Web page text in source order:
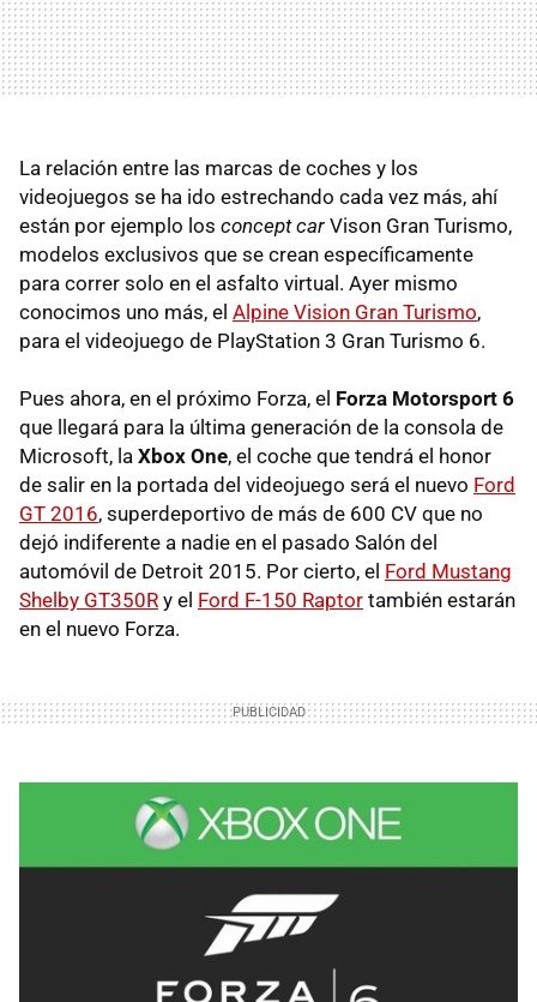
La relación entre las marcas de coches y los
videojuegos se ha ido estrechando cada vez más, ahí
están por ejemplo los concept car Vison Gran Turismo,
modelos exclusivos que se crean específicamente
para correr solo en el asfalto virtual. Ayer mismo
conocimos uno más, el Alpine Vision Gran Turismo,
para el videojuego de PlayStation 3 Gran Turismo 6.
Pues ahora, en el próximo Forza, el Forza Motorsport 6
que llegará para la última generación de la consola de
Microsoft, la Xbox One, el coche que tendrá el honor
de salir en la portada del videojuego será el nuevo Ford
GT 2016, superdeportivo de más de 600 CV que no
dejó indiferente a nadie en el pasado Salón del
automóvil de Detroit 2015. Por cierto, el Ford Mustang
Shelby GT350R y el Ford F-150 Raptor también estarán
en el nuevo Forza.